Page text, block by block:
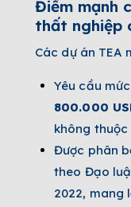
Điểm mạnh
thất nghiệp
Các dự án TEA
Yêu cầu
800.000
không thuộc
Được phân
theo Đạo
2022, mang